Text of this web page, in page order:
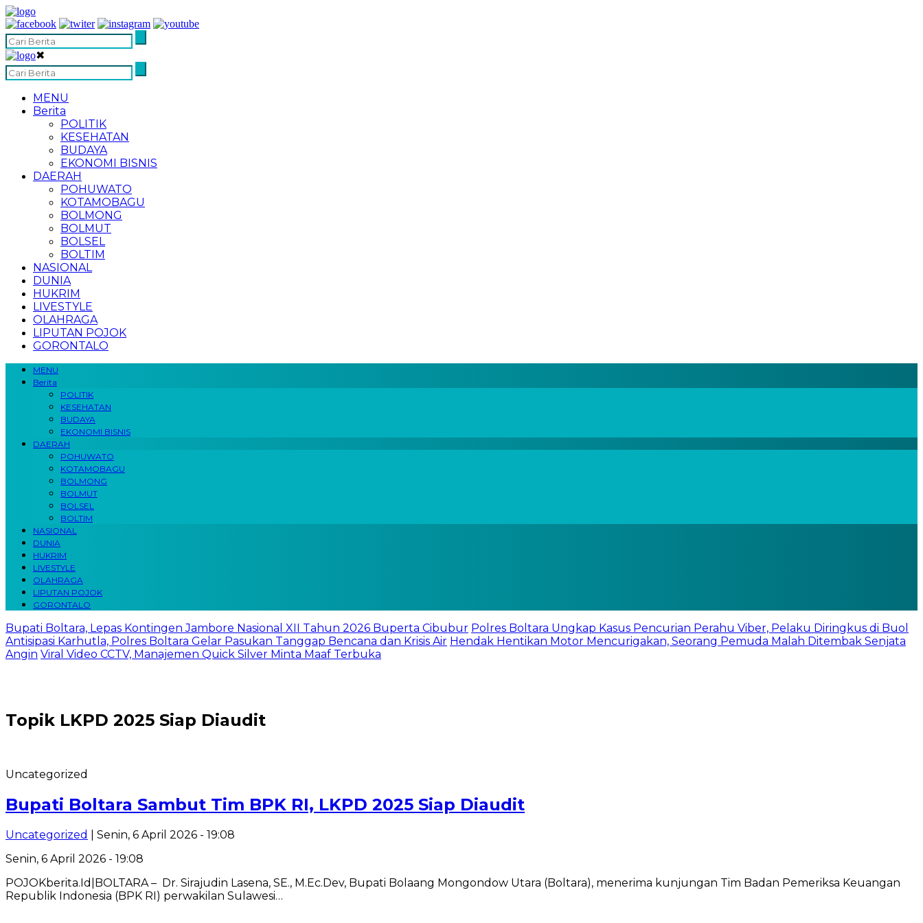
✖
MENU
Berita
POLITIK
KESEHATAN
BUDAYA
EKONOMI BISNIS
DAERAH
POHUWATO
KOTAMOBAGU
BOLMONG
BOLMUT
BOLSEL
BOLTIM
NASIONAL
DUNIA
HUKRIM
LIVESTYLE
OLAHRAGA
LIPUTAN POJOK
GORONTALO
MENU
Berita
POLITIK
KESEHATAN
BUDAYA
EKONOMI BISNIS
DAERAH
POHUWATO
KOTAMOBAGU
BOLMONG
BOLMUT
BOLSEL
BOLTIM
NASIONAL
DUNIA
HUKRIM
LIVESTYLE
OLAHRAGA
LIPUTAN POJOK
GORONTALO
Bupati Boltara, Lepas Kontingen Jambore Nasional XII Tahun 2026 Buperta Cibubur Polres Boltara Ungkap Kasus Pencurian Perahu Viber, Pelaku Diringkus di Buol
Antisipasi Karhutla, Polres Boltara Gelar Pasukan Tanggap Bencana dan Krisis Air Hendak Hentikan Motor Mencurigakan, Seorang Pemuda Malah Ditembak Senjata
Angin Viral Video CCTV, Manajemen Quick Silver Minta Maaf Terbuka
Topik LKPD 2025 Siap Diaudit
Uncategorized
Bupati Boltara Sambut Tim BPK RI, LKPD 2025 Siap Diaudit
Uncategorized
| Senin, 6 April 2026 - 19:08
Senin, 6 April 2026 - 19:08
POJOKberita.Id|BOLTARA – Dr. Sirajudin Lasena, SE., M.Ec.Dev, Bupati Bolaang Mongondow Utara (Boltara), menerima kunjungan Tim Badan Pemeriksa Keuangan
Republik Indonesia (BPK RI) perwakilan Sulawesi…